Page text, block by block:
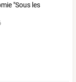
"Sous les